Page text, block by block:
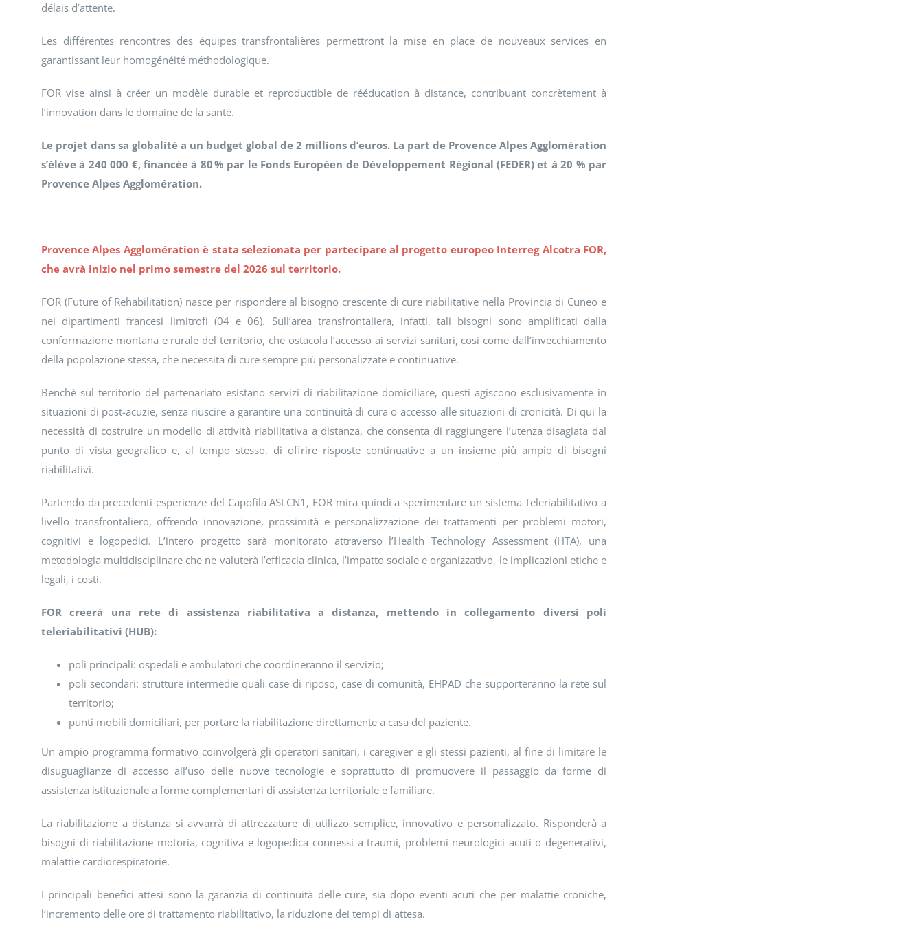
délais d’attente.
Les différentes rencontres des équipes transfrontalières permettront la mise en place de nouveaux services en
garantissant leur homogénéité méthodologique.
FOR vise ainsi à créer un modèle durable et reproductible de rééducation à distance, contribuant concrètement à
l’innovation dans le domaine de la santé.
Le projet dans sa globalité a un budget global de 2 millions d’euros. La part de Provence Alpes Agglomération
s’élève à 240 000 €, financée à 80 % par le Fonds Européen de Développement Régional (FEDER) et à 20 % par
Provence Alpes Agglomération.
Provence Alpes Agglomération è stata selezionata per partecipare al progetto europeo Interreg Alcotra FOR,
che avrà inizio nel primo semestre del 2026 sul territorio.
FOR (Future of Rehabilitation) nasce per rispondere al bisogno crescente di cure riabilitative nella Provincia di Cuneo e
nei dipartimenti francesi limitrofi (04 e 06). Sull’area transfrontaliera, infatti, tali bisogni sono amplificati dalla
conformazione montana e rurale del territorio, che ostacola l’accesso ai servizi sanitari, così come dall’invecchiamento
della popolazione stessa, che necessita di cure sempre più personalizzate e continuative.
Benché sul territorio del partenariato esistano servizi di riabilitazione domiciliare, questi agiscono esclusivamente in
situazioni di post-acuzie, senza riuscire a garantire una continuità di cura o accesso alle situazioni di cronicità. Di qui la
necessità di costruire un modello di attività riabilitativa a distanza, che consenta di raggiungere l’utenza disagiata dal
punto di vista geografico e, al tempo stesso, di offrire risposte continuative a un insieme più ampio di bisogni
riabilitativi.
Partendo da precedenti esperienze del Capofila ASLCN1, FOR mira quindi a sperimentare un sistema Teleriabilitativo a
livello transfrontaliero, offrendo innovazione, prossimità e personalizzazione dei trattamenti per problemi motori,
cognitivi e logopedici. L’intero progetto sarà monitorato attraverso l’Health Technology Assessment (HTA), una
metodologia multidisciplinare che ne valuterà l’efficacia clinica, l’impatto sociale e organizzativo, le implicazioni etiche e
legali, i costi.
FOR creerà una rete di assistenza riabilitativa a distanza, mettendo in collegamento diversi poli
teleriabilitativi (HUB):
poli principali: ospedali e ambulatori che coordineranno il servizio;
poli secondari: strutture intermedie quali case di riposo, case di comunità, EHPAD che supporteranno la rete sul
territorio;
punti mobili domiciliari, per portare la riabilitazione direttamente a casa del paziente.
Un ampio programma formativo coinvolgerà gli operatori sanitari, i caregiver e gli stessi pazienti, al fine di limitare le
disuguaglianze di accesso all’uso delle nuove tecnologie e soprattutto di promuovere il passaggio da forme di
assistenza istituzionale a forme complementari di assistenza territoriale e familiare.
La riabilitazione a distanza si avvarrà di attrezzature di utilizzo semplice, innovativo e personalizzato. Risponderà a
bisogni di riabilitazione motoria, cognitiva e logopedica connessi a traumi, problemi neurologici acuti o degenerativi,
malattie cardiorespiratorie.
I principali benefici attesi sono la garanzia di continuità delle cure, sia dopo eventi acuti che per malattie croniche,
l’incremento delle ore di trattamento riabilitativo, la riduzione dei tempi di attesa.